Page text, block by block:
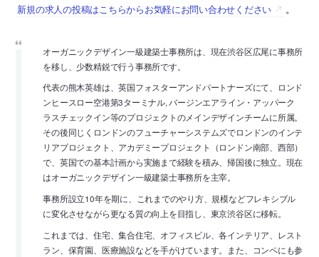
新規の求人の投稿はこちらからお気軽にお問い合わせください
。
オーガニックデザイン一級建築士事務所は、現在渋谷区広尾に事務所
を移し、少数精鋭で行う事務所です。
代表の熊木英雄は、英国フォスターアンドパートナーズにて、ロンド
ンヒースロー空港第3ターミナル, バージンエアライン・アッパーク
ラスチェックイン等のプロジェクトのメインデザインチームに所属。
その後同じくロンドンのフューチャーシステムズでロンドンのインテ
リアプロジェクト、アカデミープロジェクト（ロンドン南部、西部）
で、英国での基本計画から実施まで経験を積み、帰国後に独立。現在
はオーガニックデザイン一級建築士事務所を主宰。
事務所設立10年を期に、これまでのやり方、規模などフレキシブル
に変化させながら更なる質の向上を目指し、東京渋谷区に移転。
これまでは、住宅、集合住宅、オフィスビル、各インテリア、レスト
ラン、保育園、医療施設などを手がけています。また、コンペにも参